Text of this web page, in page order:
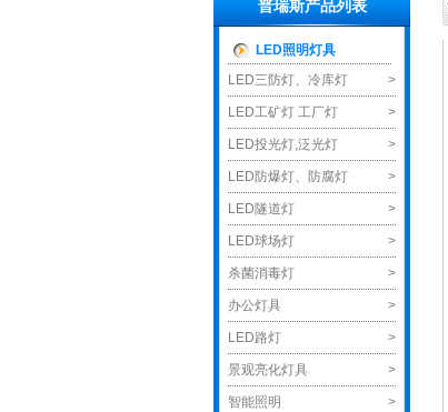
普瑞斯产品列表
LED照明灯具
>
LED三防灯、冷库灯
>
LED工矿灯 工厂灯
>
LED投光灯,泛光灯
>
LED防爆灯、防腐灯
>
LED隧道灯
>
LED球场灯
>
杀菌消毒灯
>
办公灯具
>
LED路灯
>
景观亮化灯具
>
智能照明